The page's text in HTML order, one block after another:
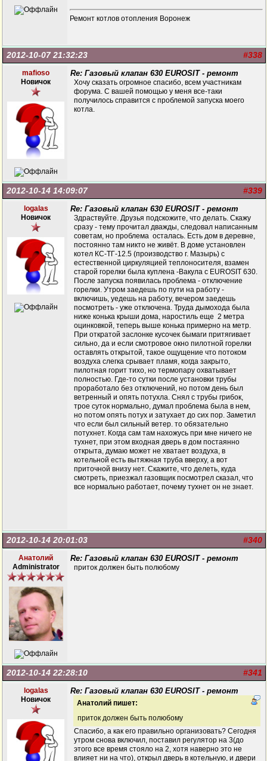
Ремонт котлов отопления Воронеж
#338
2012-10-07 21:32:23
mafioso
Новичок
Re: Газовый клапан 630 EUROSIT - ремонт
Хочу сказать огромное спасибо, всем участникам
форума. С вашей помощью у меня все-таки
получилось справится с проблемой запуска моего
котла.
#339
2012-10-14 14:09:07
logalas
Новичок
Re: Газовый клапан 630 EUROSIT - ремонт
Здраствуйте. Друзья подскожите, что делать. Скажу
сразу - тему прочитал дважды, следовал написанным
советам, но проблема осталась. Есть дом в деревне,
постоянно там никто не живёт. В доме установлен
котел КС-ТГ-12.5 (производство г. Мазырь) с
естественной циркуляцией теплоносителя, взамен
старой горелки была куплена -Вакула с EUROSIT 630.
После запуска появилась проблема - отключение
горелки. Утром заедешь по пути на работу -
включишь, уедешь на работу, вечером заедешь
посмотреть - уже отключена. Труда дымохода была
ниже конька крыши дома, наростиль еще 2 метра
оцинковкой, теперь выше конька примерно на метр.
При откратой заслонке кусочек бымаги притягивает
сильно, да и если смотровое окно пилотной горелки
оставлять открытой, такое ощущение что потоком
воздуха слегка срывает пламя, когда закрыто,
пилотная горит тихо, но термопару охватывает
полностью. Где-то сутки после установки трубы
проработало без отключений, но потом день был
ветренный и опять потухла. Снял с трубы грибок,
трое суток нормально, думал проблема была в нем,
но потом опять потух и затухает до сих пор. Заметил
что если был сильный ветер. то обязательно
потухнет. Когда сам там нахожусь при мне ничего не
тухнет, при этом входная дверь в дом постаянно
открыта, думаю может не хватает воздуха, в
котельной есть вытяжная труба вверху, а вот
приточной внизу нет. Скажите, что делеть, куда
смотреть, приезжал газовщик посмотрел сказал, что
все нормально работает, почему тухнет он не знает.
#340
2012-10-14 20:01:03
Анатолий
Administrator
Re: Газовый клапан 630 EUROSIT - ремонт
приток должен быть полюбому
#341
2012-10-14 22:28:10
logalas
Новичок
Re: Газовый клапан 630 EUROSIT - ремонт
Анатолий пишет:
приток должен быть полюбому
Спасибо, а как его правильно организовать? Сегодня
утром снова включил, поставил регулятор на 3(до
этого все время стояло на 2, хотя наверно это не
влияет ни на что), открыл дверь в котельную, и двери